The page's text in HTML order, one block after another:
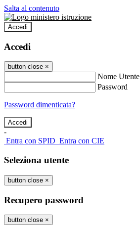
Salta al contenuto
Accedi
Accedi
button close ×
Nome Utente
Password
Password dimenticata?
-
Entra con SPID Entra con CIE
Seleziona utente
button close ×
Recupero password
button close ×